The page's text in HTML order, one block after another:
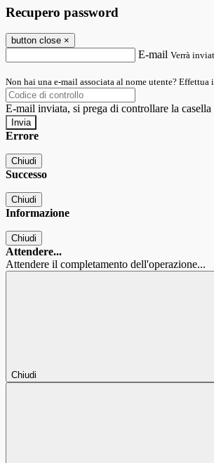
Recupero password
button close ×
E-mail Verrà
Non hai una e-mail associata al nome utente? Effettua
E-mail inviata, si prega di controllare la
Errore
Chiudi
Successo
Chiudi
Informazione
Chiudi
Attendere...
Attendere il completamento dell'operazione...
Chiudi